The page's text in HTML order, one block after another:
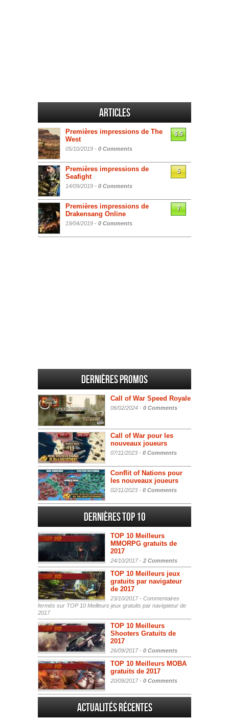
Articles
Premières impressions de The
West
05/10/2019 - 0 Comments
6.5
Premières impressions de
Seafight
14/09/2019 - 0 Comments
5
Premières impressions de
Drakensang Online
19/04/2019 - 0 Comments
7
Dernières promos
Call of War Speed Royale
06/02/2024 - 0 Comments
Call of War pour les
nouveaux joueurs
07/11/2023 - 0 Comments
Conflit of Nations pour
les nouveaux joueurs
02/11/2023 - 0 Comments
Dernières Top 10
TOP 10 Meilleurs
MMORPG gratuits de
2017
24/10/2017 - 2 Comments
TOP 10 Meilleurs jeux
gratuits par navigateur
de 2017
23/10/2017 - Commentaires
fermés sur TOP 10 Meilleurs jeux gratuits par navigateur de
2017
TOP 10 Meilleurs
Shooters Gratuits de
2017
26/09/2017 - 0 Comments
TOP 10 Meilleurs MOBA
gratuits de 2017
20/09/2017 - 0 Comments
Actualités Récentes